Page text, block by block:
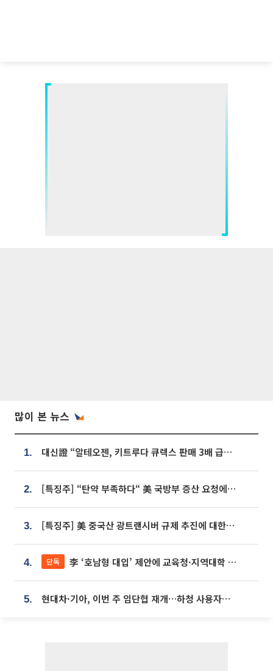
많이 본 뉴스
1. 대신證 “알테오젠, 키트루다 큐렉스 판매 3배 급증…목표가 41만원 상향”
2. [특징주] “탄약 부족하다“ 美 국방부 증산 요청에⋯국내 방산주 급등세
3. [특징주] 美 중국산 광트랜시버 규제 추진에 대한광통신 등 광통신株 강세
4. 단독 李 ‘호남형 대입’ 제안에 교육청·지역대학 서·논술형 입시 연계 '착수'
5. 현대차·기아, 이번 주 임단협 재개…하청 사용자성 재심도 ‘변수’